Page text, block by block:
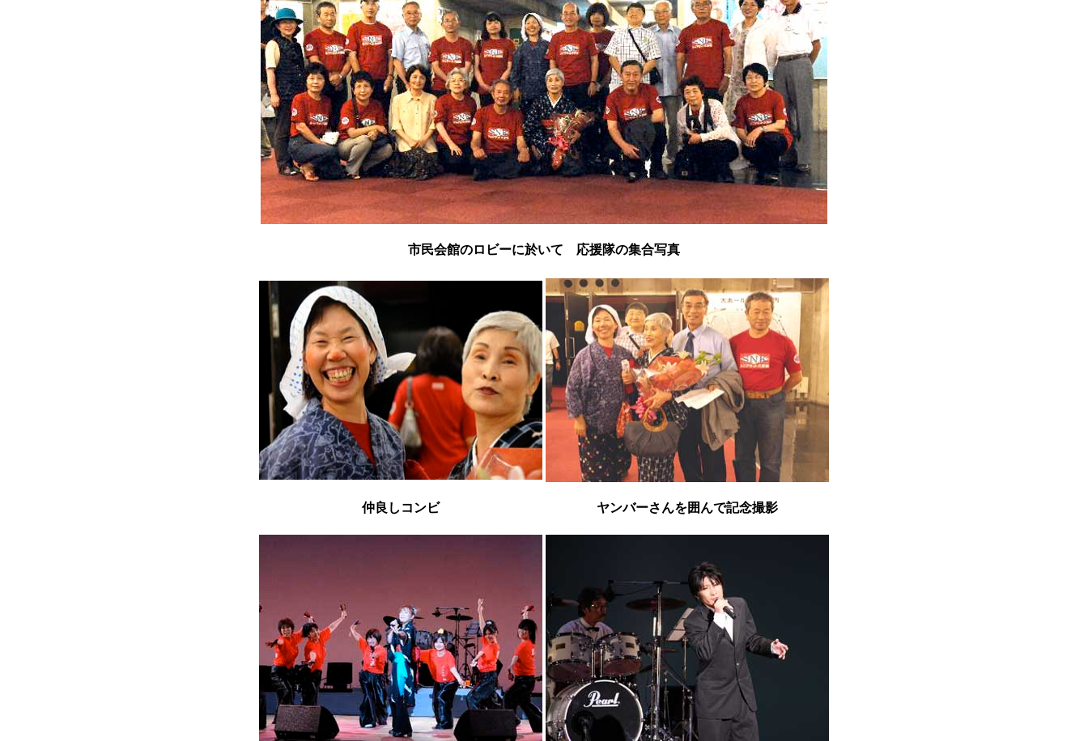
市民会館のロビーに於いて 応援隊の集合写真
仲良しコンビ ヤンバーさんを囲んで記念撮影